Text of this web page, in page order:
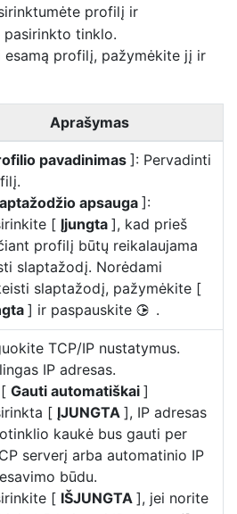
profilį ir
tinklo.
esamą profilį, pažymėkite jį ir
Aprašymas
pavadinimas ]: Pervadinti
apsauga ]:
[ Įjungta ], kad prieš
profilį būtų reikalaujama
slaptažodį. Norėdami
slaptažodį, pažymėkite [
] ir paspauskite 2 .
TCP/IP nustatymus.
IP adresas.
Gauti automatiškai ]
[ ĮJUNGTA ], IP adresas
kaukė bus gauti per
serverį arba automatinio IP
būdu.
[ IŠJUNGTA ], jei norite